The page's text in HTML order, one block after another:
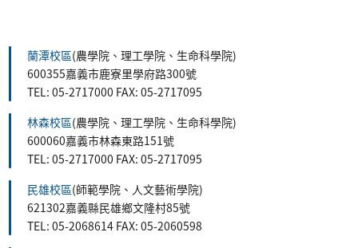
蘭潭校區(農學院、理工學院、生命科學院)
600355嘉義市鹿寮里學府路300號
TEL: 05-2717000 FAX: 05-2717095
林森校區(農學院、理工學院、生命科學院)
600060嘉義市林森東路151號
TEL: 05-2717000 FAX: 05-2717095
民雄校區(師範學院、人文藝術學院)
621302嘉義縣民雄鄉文隆村85號
TEL: 05-2068614 FAX: 05-2060598